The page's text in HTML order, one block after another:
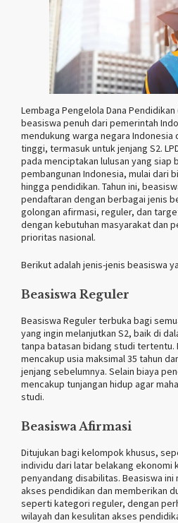
Lembaga Pengelola Dana Pendidikan
beasiswa penuh dari pemerintah
mendukung warga negara Indonesia
tinggi, termasuk untuk jenjang S2.
pada menciptakan lulusan yang
pembangunan Indonesia, mulai dari
hingga pendidikan. Tahun ini,
pendaftaran dengan berbagai jenis
golongan afirmasi, reguler, dan
dengan kebutuhan masyarakat dan
prioritas nasional.
Berikut adalah jenis-jenis beasiswa
Beasiswa Reguler
Beasiswa Reguler terbuka bagi
yang ingin melanjutkan S2, baik di
tanpa batasan bidang studi tertentu.
mencakup usia maksimal 35 tahun
jenjang sebelumnya. Selain biaya
mencakup tunjangan hidup agar
studi.
Beasiswa Afirmasi
Ditujukan bagi kelompok khusus,
individu dari latar belakang ekonomi
penyandang disabilitas. Beasiswa
akses pendidikan dan memberikan
seperti kategori reguler, dengan
wilayah dan kesulitan akses